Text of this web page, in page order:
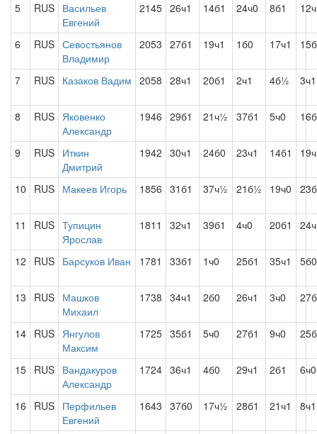
5 RUS Васильев
Евгений
2145 26ч1 14б1 24ч0 8б1
6 RUS Севостьянов
Владимир
2053 27б1 19ч1 1б0 17ч1
7 RUS Казаков Вадим 2058 28ч1 20б1 2ч1 4б½ 3ч1
8 RUS Яковенко
Александр
1946 29б1 21ч½ 37б1 5ч0
9 RUS Иткин
Дмитрий
1942 30ч1 24б0 23ч1 14б1
10 RUS Макеев Игорь 1856 31б1 37ч½ 21б½ 19ч0
11 RUS Тупицин
Ярослав
1811 32ч1 39б1 4ч0 20б1
12 RUS Барсуков Иван 1781 33б1 1ч0 25б1 35ч1 5б0
13 RUS Машков
Михаил
1738 34ч1 2б0 26ч1 3ч0
14 RUS Янгулов
Максим
1725 35б1 5ч0 27б1 9ч0
15 RUS Вандакуров
Александр
1724 36ч1 4б0 29ч1 2б1 6ч0
16 RUS Перфильев
Евгений
1643 37б0 17ч½ 28б1 21ч1 8ч1